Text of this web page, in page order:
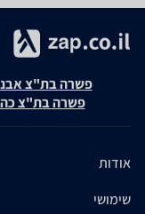
פשרה בת"צ אבנצ'יק
פשרה בת"צ כהנים
אודות
שימושי